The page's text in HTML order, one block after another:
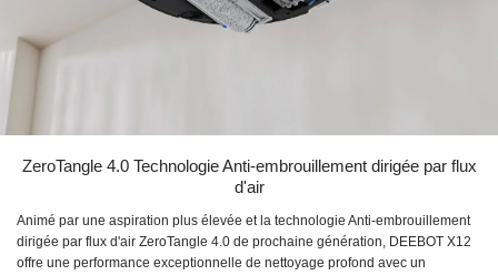
ZeroTangle 4.0 Technologie Anti-embrouillement dirigée par flux
d'air
Animé par une aspiration plus élevée et la technologie Anti-embrouillement
dirigée par flux d'air ZeroTangle 4.0 de prochaine génération, DEEBOT X12
offre une performance exceptionnelle de nettoyage profond avec un